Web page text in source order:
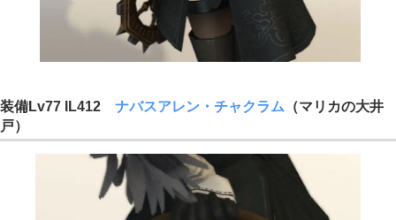
装備Lv77 IL412 ナバスアレン・チャクラム （マリカの大井
戸）